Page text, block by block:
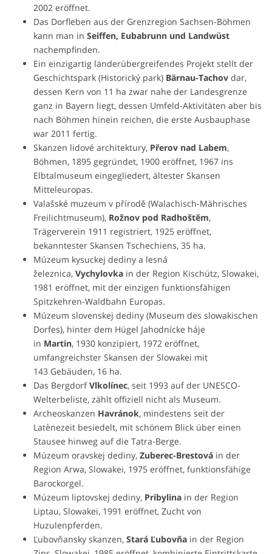
2002 eröffnet.
Das Dorfleben aus der Grenzregion Sachsen-Böhmen
kann man in Seiffen, Eubabrunn und Landwüst
nachempfinden.
Ein einzigartig länderübergreifendes Projekt stellt der
Geschichtspark (Historický park) Bärnau-Tachovdar,
dessen Kern von 11 ha zwar nahe der Landesgrenze
ganz in Bayern liegt, dessen Umfeld-Aktivitäten aber bis
nach Böhmen hinein reichen, die erste Ausbauphase
war 2011 fertig.
Skanzen lidové architektury, Přerov nad Labem,
Böhmen, 1895 gegründet, 1900 eröffnet, 1967 ins
Elbtalmuseum eingegliedert, ältester Skansen
Mitteleuropas.
Valašské muzeum v přírodě (Walachisch-Mährisches
Freilichtmuseum), Rožnov pod Radhoštěm,
Trägerverein 1911 registriert, 1925 eröffnet,
bekanntester Skansen Tschechiens, 35 ha.
Múzeum kysuckej dediny a lesná
železnica, Vychylovkain der Region Kischütz, Slowakei,
1981 eröffnet, mit der einzigen funktionsfähigen
Spitzkehren-Waldbahn Europas.
Múzeum slovenskej dediny (Museum des slowakischen
Dorfes), hinter dem Hügel Jahodnícke háje
in Martin, 1930 konzipiert, 1972 eröffnet,
umfangreichster Skansen der Slowakei mit
143 Gebäuden, 16 ha.
Das BergdorfVlkolínec, seit 1993 auf der UNESCO-
Welterbeliste, zählt offiziell nicht als Museum.
Archeoskanzen Havránok, mindestens seit der
Latènezeit besiedelt, mit schönem Blick über einen
Stausee hinweg auf die Tatra-Berge.
Múzeum oravskej dediny, Zuberec-Brestováin der
Region Arwa, Slowakei, 1975 eröffnet, funktionsfähige
Barockorgel.
Múzeum liptovskej dediny, Pribylinain der Region
Liptau, Slowakei, 1991 eröffnet, Zucht von
Huzulenpferden.
Ľubovňansky skanzen, Stará Ľubovňain der Region